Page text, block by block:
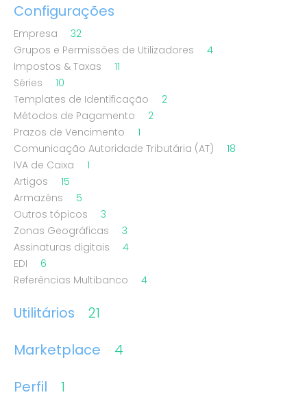
Configurações
Empresa
32
Grupos e Permissões de Utilizadores
4
Impostos & Taxas
11
Séries
10
Templates de Identificação
2
Métodos de Pagamento
2
Prazos de Vencimento
1
Comunicação Autoridade Tributária (AT)
18
IVA de Caixa
1
Artigos
15
Armazéns
5
Outros tópicos
3
Zonas Geográficas
3
Assinaturas digitais
4
EDI
6
Referências Multibanco
4
Utilitários
21
Marketplace
4
Perfil
1